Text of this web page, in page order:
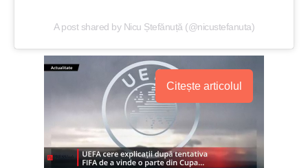
A post shared by Nicu Ștefănuță (@nicustefanuta)
Citește articolul